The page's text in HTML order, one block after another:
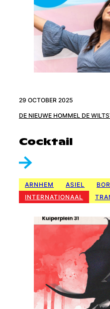
29 OCTOBER 2025
DE NIEUWE HOMMEL DE
Cocktail
ARNHEM ASIEL
INTERNATIONAAL